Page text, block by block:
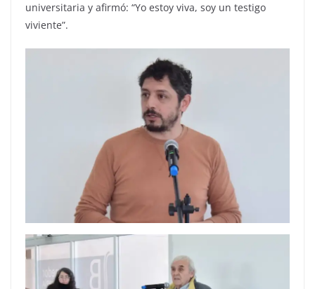
universitaria y afirmó: “Yo estoy viva, soy un testigo
viviente”.